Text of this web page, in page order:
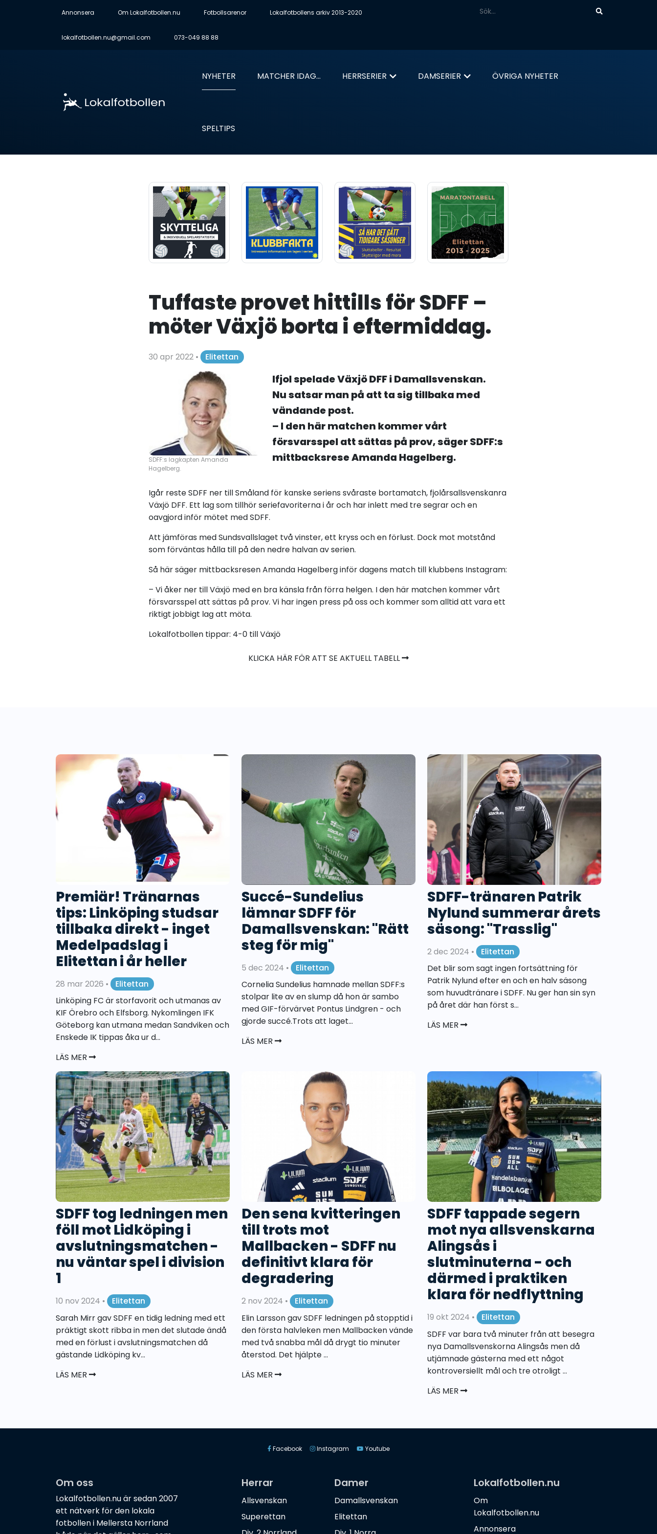
Annonsera Om Lokalfotbollen.nu Fotbollsarenor Lokalfotbollens arkiv 2013-2020
lokalfotbollen.nu@gmail.com 073-049 88 88
NYHETER MATCHER IDAG... HERRSERIER DAMSERIER ÖVRIGA NYHETER
SPELTIPS
Tuffaste provet hittills för SDFF –
möter Växjö borta i eftermiddag.
30 apr 2022 • Elitettan
SDFF:s lagkapten Amanda
Hagelberg.
Ifjol spelade Växjö DFF i Damallsvenskan.
Nu satsar man på att ta sig tillbaka med
vändande post.
– I den här matchen kommer vårt
försvarsspel att sättas på prov, säger SDFF:s
mittbacksrese Amanda Hagelberg.
Igår reste SDFF ner till Småland för kanske seriens svåraste bortamatch, fjolårsallsvenskanra
Växjö DFF. Ett lag som tillhör seriefavoriterna i år och har inlett med tre segrar och en
oavgjord inför mötet med SDFF.
Att jämföras med Sundsvallslaget två vinster, ett kryss och en förlust. Dock mot motstånd
som förväntas hålla till på den nedre halvan av serien.
Så här säger mittbacksresen Amanda Hagelberg inför dagens match till klubbens Instagram:
– Vi åker ner till Växjö med en bra känsla från förra helgen. I den här matchen kommer vårt
försvarsspel att sättas på prov. Vi har ingen press på oss och kommer som alltid att vara ett
riktigt jobbigt lag att möta.
Lokalfotbollen tippar: 4-0 till Växjö
KLICKA HÄR FÖR ATT SE AKTUELL TABELL
Premiär! Tränarnas
tips: Linköping studsar
tillbaka direkt - inget
Medelpadslag i
Elitettan i år heller
28 mar 2026 •
Elitettan
Linköping FC är storfavorit och utmanas av
KIF Örebro och Elfsborg. Nykomlingen IFK
Göteborg kan utmana medan Sandviken och
Enskede IK tippas åka ur d...
LÄS MER
Succé-Sundelius
lämnar SDFF för
Damallsvenskan: "Rätt
steg för mig"
5 dec 2024 •
Elitettan
Cornelia Sundelius hamnade mellan SDFF:s
stolpar lite av en slump då hon är sambo
med GIF-förvärvet Pontus Lindgren - och
gjorde succé.Trots att laget...
LÄS MER
SDFF-tränaren Patrik
Nylund summerar årets
säsong: "Trasslig"
2 dec 2024 •
Elitettan
Det blir som sagt ingen fortsättning för
Patrik Nylund efter en och en halv säsong
som huvudtränare i SDFF. Nu ger han sin syn
på året där han först s...
LÄS MER
SDFF tog ledningen men
föll mot Lidköping i
avslutningsmatchen -
nu väntar spel i division
1
10 nov 2024 •
Elitettan
Sarah Mirr gav SDFF en tidig ledning med ett
präktigt skott ribba in men det slutade ändå
med en förlust i avslutningsmatchen då
gästande Lidköping kv...
LÄS MER
Den sena kvitteringen
till trots mot
Mallbacken - SDFF nu
definitivt klara för
degradering
2 nov 2024 •
Elitettan
Elin Larsson gav SDFF ledningen på stopptid i
den första halvleken men Mallbacken vände
med två snabba mål då drygt tio minuter
återstod. Det hjälpte ...
LÄS MER
SDFF tappade segern
mot nya allsvenskarna
Alingsås i
slutminuterna - och
därmed i praktiken
klara för nedflyttning
19 okt 2024 •
Elitettan
SDFF var bara två minuter från att besegra
nya Damallsvenskorna Alingsås men då
utjämnade gästerna med ett något
kontroversiellt mål och tre otroligt ...
LÄS MER
Facebook Instagram Youtube
Om oss
Lokalfotbollen.nu är sedan 2007
ett nätverk för den lokala
fotbollen i Mellersta Norrland
Herrar
Allsvenskan
Superettan
Damer
Damallsvenskan
Elitettan
Lokalfotbollen.nu
Om
Lokalfotbollen.nu
Annonsera